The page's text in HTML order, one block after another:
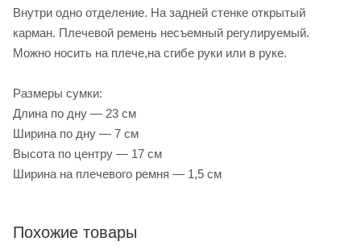
Внутри одно отделение. На задней стенке открытый
карман. Плечевой ремень несъемный регулируемый.
Можно носить на плече,на сгибе руки или в руке.
Размеры сумки:
Длина по дну — 23 см
Ширина по дну — 7 см
Высота по центру — 17 см
Ширина на плечевого ремня — 1,5 см
Похожие товары